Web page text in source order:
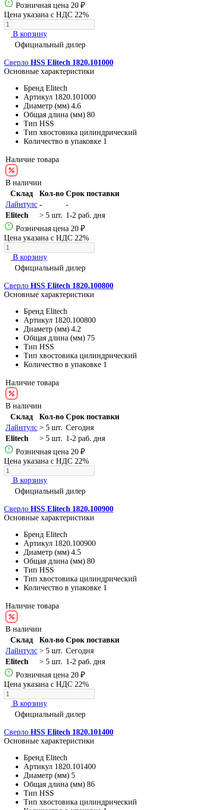
Розничная цена 20 ₽
Цена указана с НДС 22%
В корзину
Официальный дилер
Сверло HSS Elitech 1820.101000
Основные характеристики
Бренд Elitech
Артикул 1820.101000
Диаметр (мм) 4.6
Общая длина (мм) 80
Тип HSS
Тип хвостовика цилиндрический
Количество в упаковке 1
Наличие товара
В наличии
Склад
Кол-во Срок поставки
Лайнтулс -
-
Elitech
> 5 шт. 1-2 раб. дня
Розничная цена 20 ₽
Цена указана с НДС 22%
В корзину
Официальный дилер
Сверло HSS Elitech 1820.100800
Основные характеристики
Бренд Elitech
Артикул 1820.100800
Диаметр (мм) 4.2
Общая длина (мм) 75
Тип HSS
Тип хвостовика цилиндрический
Количество в упаковке 1
Наличие товара
В наличии
Склад
Кол-во Срок поставки
Лайнтулс > 5 шт. Сегодня
Elitech
> 5 шт. 1-2 раб. дня
Розничная цена 20 ₽
Цена указана с НДС 22%
В корзину
Официальный дилер
Сверло HSS Elitech 1820.100900
Основные характеристики
Бренд Elitech
Артикул 1820.100900
Диаметр (мм) 4.5
Общая длина (мм) 80
Тип HSS
Тип хвостовика цилиндрический
Количество в упаковке 1
Наличие товара
В наличии
Склад
Кол-во Срок поставки
Лайнтулс > 5 шт. Сегодня
Elitech
> 5 шт. 1-2 раб. дня
Розничная цена 20 ₽
Цена указана с НДС 22%
В корзину
Официальный дилер
Сверло HSS Elitech 1820.101400
Основные характеристики
Бренд Elitech
Артикул 1820.101400
Диаметр (мм) 5
Общая длина (мм) 86
Тип HSS
Тип хвостовика цилиндрический